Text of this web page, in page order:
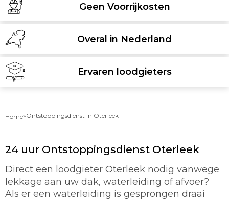
Geen Voorrijkosten
Overal in Nederland
Ervaren loodgieters
Home»Ontstoppingsdienst in Oterleek
24 uur Ontstoppingsdienst Oterleek
Direct een loodgieter Oterleek nodig vanwege
lekkage aan uw dak, waterleiding of afvoer?
Als er een waterleiding is gesprongen draai